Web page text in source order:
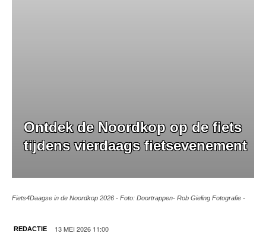
Ontdek de Noordkop op de fiets
tijdens vierdaags fietsevenement
Fiets4Daagse in de Noordkop 2026 - Foto: Doortrappen- Rob Gieling Fotografie -
REDACTIE 13 MEI 2026 11:00